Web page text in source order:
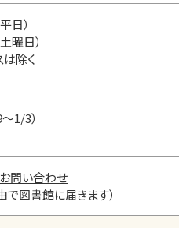
日）
曜日）
除く
1/3）
問い合わせ
で図書館に届きます）